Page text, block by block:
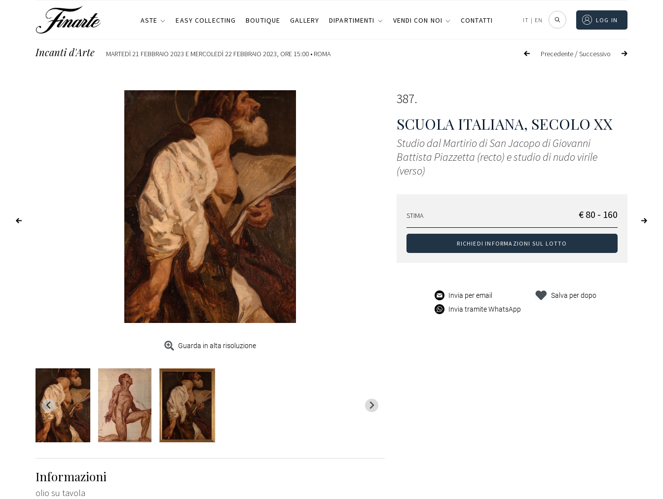
ASTE EASY COLLECTING BOUTIQUE GALLERY DIPARTIMENTI VENDI CON NOI CONTATTI IT | EN LOG IN
Precedente /Successivo
Incanti d'Arte MARTEDÌ 21 FEBBRAIO 2023 E MERCOLEDÌ 22 FEBBRAIO 2023, ORE 15:00 • ROMA
Guarda in alta risoluzione
387
SCUOLA ITALIANA, SECOLO XX
Studio dal Martirio di San Jacopo di Giovanni
Battista Piazzetta (recto) e studio di nudo virile
(verso)
STIMA € 80 - 160
RICHIEDI INFORMAZIONI SUL LOTTO
Invia per email
Invia tramite WhatsApp
Salva per dopo
Informazioni
olio su tavola